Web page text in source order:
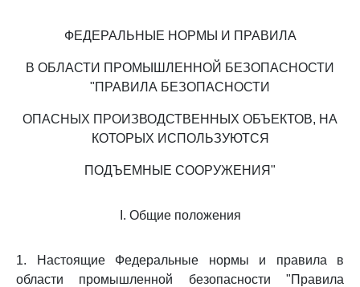
ФЕДЕРАЛЬНЫЕ НОРМЫ И ПРАВИЛА
В ОБЛАСТИ ПРОМЫШЛЕННОЙ БЕЗОПАСНОСТИ
"ПРАВИЛА БЕЗОПАСНОСТИ
ОПАСНЫХ ПРОИЗВОДСТВЕННЫХ ОБЪЕКТОВ, НА
КОТОРЫХ ИСПОЛЬЗУЮТСЯ
ПОДЪЕМНЫЕ СООРУЖЕНИЯ"
I. Общие положения
1. Настоящие Федеральные нормы и правила в
области промышленной безопасности "Правила